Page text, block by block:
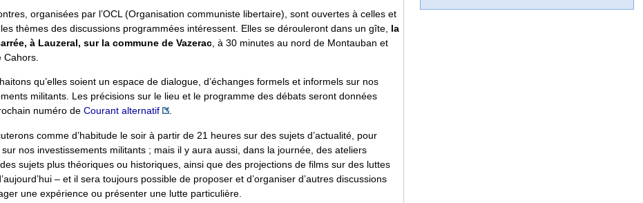
organisées par l’OCL (Organisation communiste libertaire), sont ouvertes à celles et
thèmes des discussions programmées intéressent. Elles se dérouleront dans un gîte, la
à Lauzeral, sur la commune de Vazerac , à 30 minutes au nord de Montauban et
Cahors.
qu’elles soient un espace de dialogue, d’échanges formels et informels sur nos
militants. Les précisions sur le lieu et le programme des débats seront données
numéro de Courant alternatif
comme d’habitude le soir à partir de 21 heures sur des sujets d’actualité, pour
nos investissements militants ; mais il y aura aussi, dans la journée, des ateliers
sujets plus théoriques ou historiques, ainsi que des projections de films sur des luttes
– et il sera toujours possible de proposer et d’organiser d’autres discussions
une expérience ou présenter une lutte particulière.